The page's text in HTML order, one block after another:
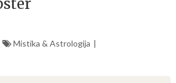
Mistika & Astrologija